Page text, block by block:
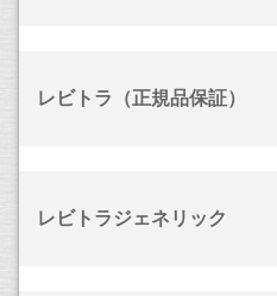
レビトラ（正規品保証）
レビトラジェネリック